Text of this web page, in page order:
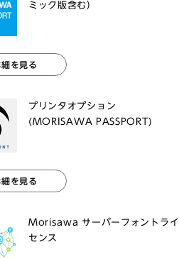
ミック版含む）
を見る
プリンタオプション
(MORISAWA PASSPORT)
を見る
Morisawa サーバーフォントライ
センス